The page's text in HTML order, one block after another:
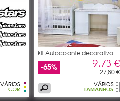
VÁRIOS
COR
Kit Autocolante decorativo
-65% 9,73 €
27,80 €
VÁRIOS
TAMANHOS